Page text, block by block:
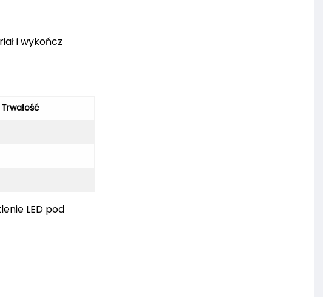
i wykończ
Trwałość
LED pod